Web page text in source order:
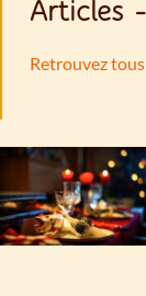
Articles
Retrouvez